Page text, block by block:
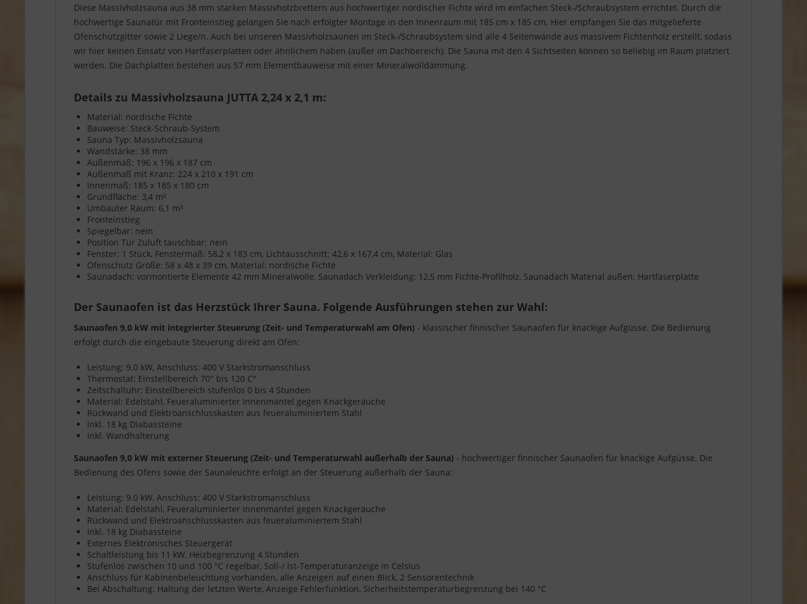
Diese Massivholzsauna aus 38 mm starken Massivholzbrettern aus hochwertiger nordischer Fichte wird im einfachen Steck-/Schraubsystem errichtet. Durch die
hochwertige Saunatür mit Fronteinstieg gelangen Sie nach erfolgter Montage in den Innenraum mit 185 cm x 185 cm. Hier empfangen Sie das mitgelieferte
Ofenschutzgitter sowie 2 Liege/n. Auch bei unseren Massivholzsaunen im Steck-/Schraubsystem sind alle 4 Seitenwände aus massivem Fichtenholz erstellt, sodass
wir hier keinen Einsatz von Hartfaserplatten oder ähnlichem haben (außer im Dachbereich). Die Sauna mit den 4 Sichtseiten können so beliebig im Raum platziert
werden. Die Dachplatten bestehen aus 57 mm Elementbauweise mit einer Mineralwolldämmung.
Details zu Massivholzsauna JUTTA 2,24 x 2,1 m:
Material: nordische Fichte
Bauweise: Steck-Schraub-System
Sauna Typ: Massivholzsauna
Wandstärke: 38 mm
Außenmaß: 196 x 196 x 187 cm
Außenmaß mit Kranz: 224 x 210 x 191 cm
Innenmaß: 185 x 185 x 180 cm
Grundfläche: 3,4 m²
Umbauter Raum: 6,1 m³
Fronteinstieg
Spiegelbar: nein
Position Tür Zuluft tauschbar: nein
Fenster: 1 Stück, Fenstermaß: 58,2 x 183 cm, Lichtausschnitt: 42,6 x 167,4 cm, Material: Glas
Ofenschutz Größe: 58 x 48 x 39 cm, Material: nordische Fichte
Saunadach: vormontierte Elemente 42 mm Mineralwolle, Saunadach Verkleidung: 12,5 mm Fichte-Profilholz, Saunadach Material außen: Hartfaserplatte
Der Saunaofen ist das Herzstück Ihrer Sauna. Folgende Ausführungen stehen zur Wahl:
Saunaofen 9,0 kW mit integrierter Steuerung (Zeit- und Temperaturwahl am Ofen) - klassischer finnischer Saunaofen für knackige Aufgüsse. Die Bedienung
erfolgt durch die eingebaute Steuerung direkt am Ofen:
Leistung: 9.0 kW, Anschluss: 400 V Starkstromanschluss
Thermostat: Einstellbereich 70° bis 120 C°
Zeitschaltuhr: Einstellbereich stufenlos 0 bis 4 Stunden
Material: Edelstahl, Feueraluminierter Innenmantel gegen Knackgeräuche
Rückwand und Elektroanschlusskasten aus feueraluminiertem Stahl
Inkl. 18 kg Diabassteine
Inkl. Wandhalterung
Saunaofen 9,0 kW mit externer Steuerung (Zeit- und Temperaturwahl außerhalb der Sauna) - hochwertiger finnischer Saunaofen für knackige Aufgüsse. Die
Bedienung des Ofens sowie der Saunaleuchte erfolgt an der Steuerung außerhalb der Sauna:
Leistung: 9.0 kW, Anschluss: 400 V Starkstromanschluss
Material: Edelstahl, Feueraluminierter Innenmantel gegen Knackgeräuche
Rückwand und Elektroanschlusskasten aus feueraluminiertem Stahl
Inkl. 18 kg Diabassteine
Externes Elektronisches Steuergerät
Schaltleistung bis 11 kW, Heizbegrenzung 4 Stunden
Stufenlos zwischen 10 und 100 °C regelbar, Soll-/ Ist-Temperaturanzeige in Celsius
Anschluss für Kabinenbeleuchtung vorhanden, alle Anzeigen auf einen Blick, 2 Sensorentechnik
Bei Abschaltung: Haltung der letzten Werte, Anzeige Fehlerfunktion, Sicherheitstemperaturbegrenzung bei 140 °C